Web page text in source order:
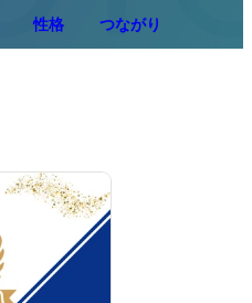
性格 つながり